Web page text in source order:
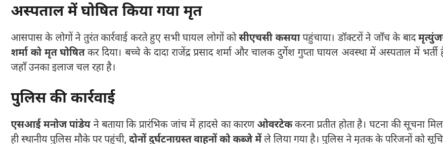
अस्पताल में घोषित किया गया मृत
आसपास के लोगों ने तुरंत कार्रवाई करते हुए सभी घायल लोगों कोसीएचसी कसयापहुंचाया। डॉक्टरों ने जाँच के बाद
शर्मा को मृत घोषितकर दिया। बच्चे के दादा राजेंद्र प्रसाद शर्मा और चालक दुर्गेश गुप्ता घायल अवस्था में अस्पताल में भर्ती
जहाँ उनका इलाज चल रहा है।
पुलिस की कार्रवाई
एसआई मनोज पांडेय ने बताया कि प्रारंभिक जांच में हादसे का कारणओवरटेककरना प्रतीत होता है। घटना की सूचना
ही स्थानीय पुलिस मौके पर पहुंची,दोनों दुर्घटनाग्रस्त वाहनों को कब्जे मेंले लिया गया है। पुलिस ने मृतक के परिजनों को